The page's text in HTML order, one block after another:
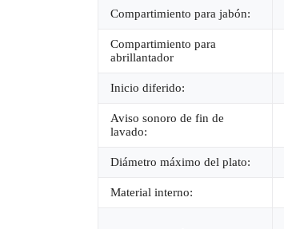
Compartimiento para jabón:
Compartimiento para
abrillantador
Inicio diferido:
Aviso sonoro de fin de
lavado:
Diámetro máximo del plato:
Material interno: